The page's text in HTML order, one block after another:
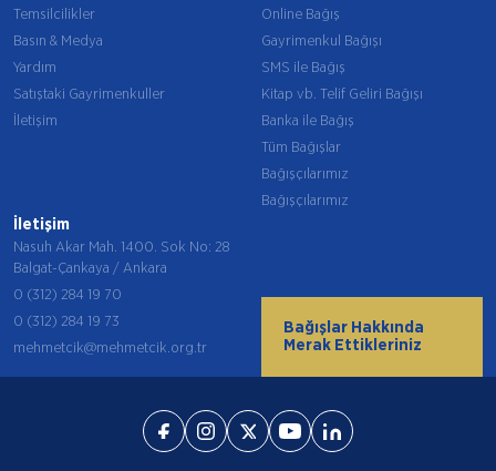
Temsilcilikler
Basın & Medya
Yardım
Satıştaki Gayrimenkuller
İletişim
Online Bağış
Gayrimenkul Bağışı
SMS ile Bağış
Kitap vb. Telif Geliri Bağışı
Banka ile Bağış
Tüm Bağışlar
Bağışçılarımız
Bağışçılarımız
İletişim
Nasuh Akar Mah. 1400. Sok No: 28
Balgat-Çankaya / Ankara
0 (312) 284 19 70
0 (312) 284 19 73
mehmetcik@mehmetcik.org.tr
Bağışlar Hakkında
Merak Ettikleriniz